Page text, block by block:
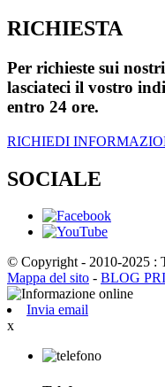
RICHIESTA
Per richieste sui
lasciateci il vostro
entro 24 ore.
RICHIEDI
SOCIALE
© Copyright - 2010-2025 :
Mappa del sito - BLOG
Invia email
x